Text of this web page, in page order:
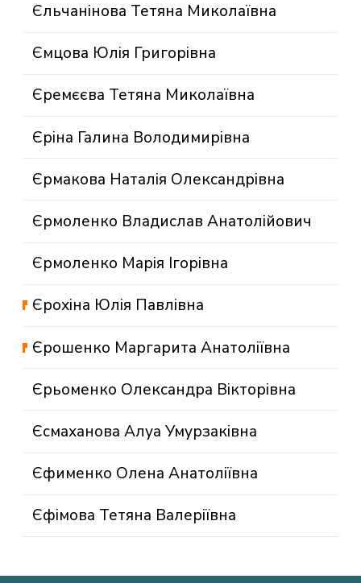
Єльчанінова Тетяна Миколаївна
Ємцова Юлія Григорівна
Єремєєва Тетяна Миколаївна
Єріна Галина Володимирівна
Єрмакова Наталія Олександрівна
Єрмоленко Владислав Анатолійович
Єрмоленко Марія Ігорівна
Єрохіна Юлія Павлівна
Єрошенко Маргарита Анатоліївна
Єрьоменко Олександра Вікторівна
Єсмаханова Алуа Умурзаківна
Єфименко Олена Анатоліївна
Єфімова Тетяна Валеріївна